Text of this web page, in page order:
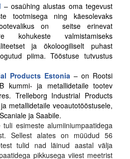
– osaühing alustas oma tegevust
tootmisega ning käesolevaks
on seitse erinevat
kohukeste valmistamiseks
ja ökoloogiliselt puhast
piima. Tööstuse tutvustus
Products Estonia – on Rootsi
kummi- ja metallidetaile tootev
Trelleborg Industrial Products
metallidetaile veoautotööstusele,
ja Saabile.
esimeste alumiiniumpaatidega
Sellest alates on müüdud 56
tulid nad läinud aastal välja
pikkusega viiest meetrist